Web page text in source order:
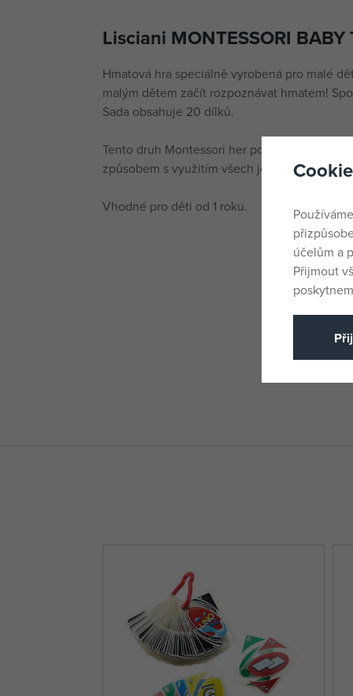
Lisciani MONTESSORI
Hmatová hra speciálně vyrobená pro malé
malým dětem začít rozpoznávat hmatem!
Sada obsahuje 20 dílků.
Tento druh Montessori her pomáhá dětem
způsobem s využitím všech jejich smyslů.
Vhodné pro děti od 1 roku.
účelům a
Přijmout